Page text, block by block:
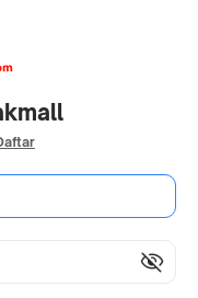
visibility_off